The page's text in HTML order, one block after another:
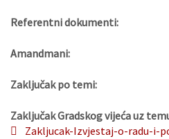
Referentni dokumenti:
Amandmani:
Zaključak po temi:
Zaključak Gradskog vijeća uz
Zakljucak-Izvjestaj-o-radu-i-